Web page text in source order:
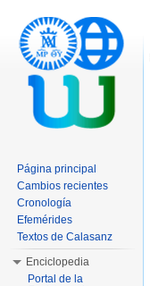
Página principal
Cambios recientes
Cronología
Efemérides
Textos de Calasanz
Enciclopedia
Portal de la